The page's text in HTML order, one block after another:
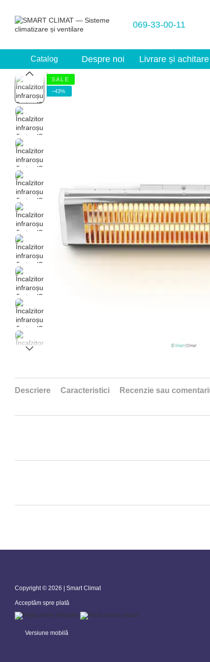
069-33-00-11
Catalog Despre noi Livrare și achitare
S A L E
−43%
Descriere Caracteristici Recenzie sau
Copyright © 2026 | Smart Climat
Acceptăm spre plată
Versiune mobilă